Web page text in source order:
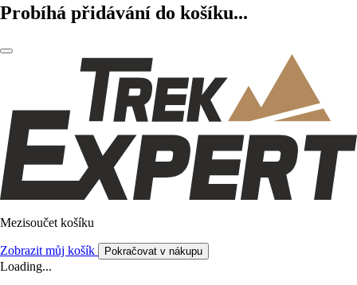
Probíhá přidávání do košíku...
Mezisoučet košíku
Zobrazit můj košík Pokračovat v nákupu
Loading...